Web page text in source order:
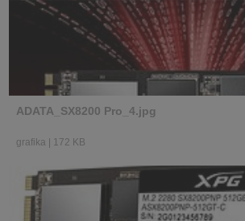
ADATA_SX8200 Pro_4.jpg
grafika | 172 KB